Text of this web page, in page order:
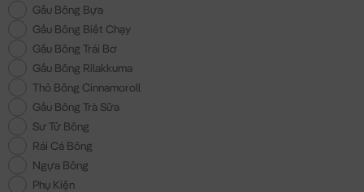
Gấu Bông Bựa
Gấu Bông Biết Chạy
Gấu Bông Trái Bơ
Gấu Bông Rilakkuma
Thỏ Bông Cinnamoroll
Gấu Bông Trà Sữa
Sư Tử Bông
Rái Cá Bông
Ngựa Bông
Phụ Kiện